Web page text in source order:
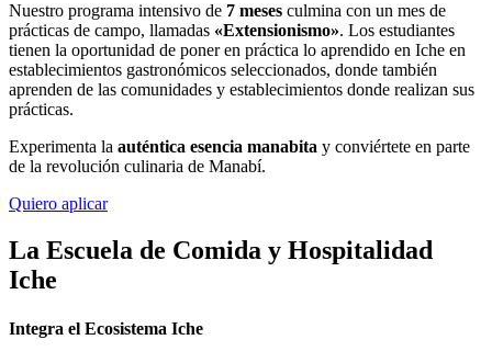
Nuestro programa intensivo de 7 meses culmina con un mes de
prácticas de campo, llamadas «Extensionismo». Los estudiantes
tienen la oportunidad de poner en práctica lo aprendido en Iche en
establecimientos gastronómicos seleccionados, donde también
aprenden de las comunidades y establecimientos donde realizan sus
prácticas.
Experimenta la auténtica esencia manabita y conviértete en parte
de la revolución culinaria de Manabí.
Quiero aplicar
La Escuela de Comida y Hospitalidad
Iche
Integra el Ecosistema Iche